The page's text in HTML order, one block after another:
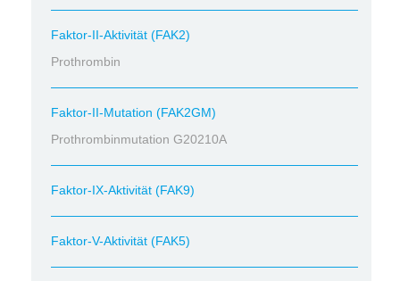
Faktor-II-Aktivität (FAK2)
Prothrombin
Faktor-II-Mutation (FAK2GM)
Prothrombinmutation G20210A
Faktor-IX-Aktivität (FAK9)
Faktor-V-Aktivität (FAK5)